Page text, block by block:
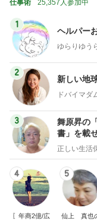
仕事術 25,357人参加中
1
ヘルパー
ゆらりゆう
2
新しい地
ドバイマダ
3
舞原昇の
書」を載
4
〖年商2億/広
5
仙上 真也